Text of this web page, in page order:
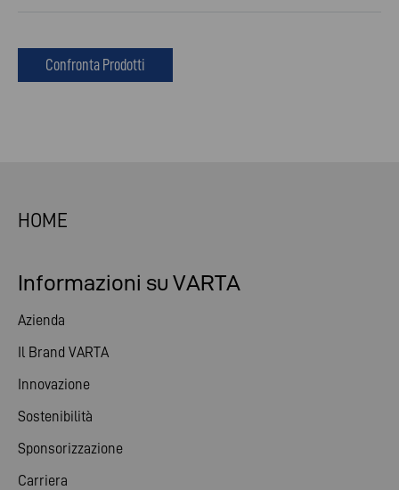
Confronta Prodotti
HOME
Informazioni su VARTA
Azienda
Il Brand VARTA
Innovazione
Sostenibilità
Sponsorizzazione
Carriera